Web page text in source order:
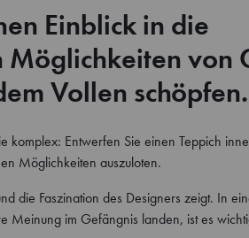
Einblick in die
von
Vollen schöpfen.
komplex: Entwerfen Sie einen Teppich
Möglichkeiten auszuloten.
die Faszination des Designers zeigt. In
Meinung im Gefängnis landen, ist es